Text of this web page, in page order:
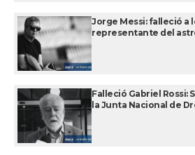
Jorge Messi: falleció a
representante del
Falleció Gabriel Rossi:
la Junta Nacional de